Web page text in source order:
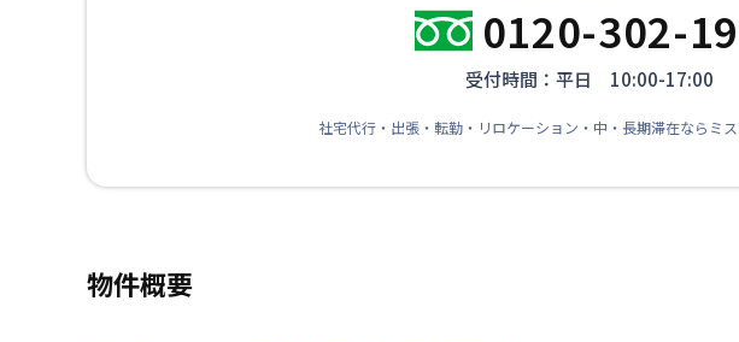
0120-302-
受付時間：平日 10:00-17:00
社宅代行・出張・転勤・リロケーション・中・長期滞在なら
物件概要